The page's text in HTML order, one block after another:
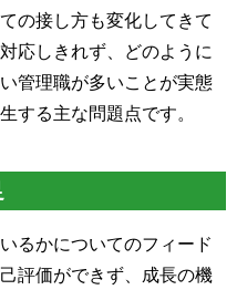
の接し方も変化してきて
応しきれず、どのように
管理職が多いことが実態
する主な問題点です。
るかについてのフィード
評価ができず、成長の機